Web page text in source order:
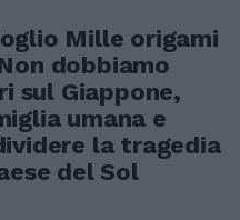
Mille origami
dobbiamo
sul Giappone,
umana e
la tragedia
del Sol